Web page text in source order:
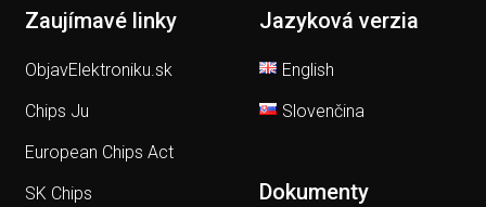
Zaujímavé linky
ObjavElektroniku.sk
Chips Ju
European Chips Act
SK Chips
Jazyková verzia
English
Slovenčina
Dokumenty